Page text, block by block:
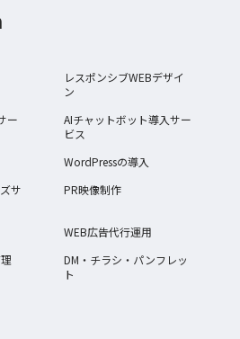
レスポンシブWEBデザイ
ン
ー
AIチャットボット導入サー
ビス
WordPressの導入
サ
PR映像制作
WEB広告代行運用
DM・チラシ・パンフレッ
ト